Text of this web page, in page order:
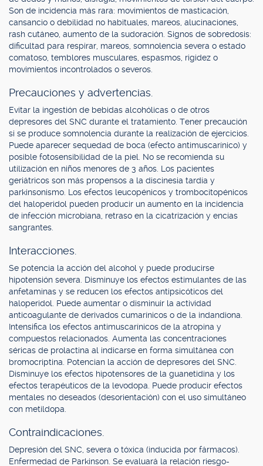
Son de incidencia más rara: movimientos de masticación,
cansancio o debilidad no habituales, mareos, alucinaciones,
rash cutáneo, aumento de la sudoración. Signos de sobredosis:
dificultad para respirar, mareos, somnolencia severa o estado
comatoso, temblores musculares, espasmos, rigidez o
movimientos incontrolados o severos.
Precauciones y advertencias.
Evitar la ingestión de bebidas alcohólicas o de otros
depresores del SNC durante el tratamiento. Tener precaución
si se produce somnolencia durante la realización de ejercicios.
Puede aparecer sequedad de boca (efecto antimuscarínico) y
posible fotosensibilidad de la piel. No se recomienda su
utilización en niños menores de 3 años. Los pacientes
geriátricos son más propensos a la discinesia tardía y
parkinsonismo. Los efectos leucopénicos y trombocitopénicos
del haloperidol pueden producir un aumento en la incidencia
de infección microbiana, retraso en la cicatrización y encías
sangrantes.
Interacciones.
Se potencia la acción del alcohol y puede producirse
hipotensión severa. Disminuye los efectos estimulantes de las
anfetaminas y se reducen los efectos antipsicóticos del
haloperidol. Puede aumentar o disminuir la actividad
anticoagulante de derivados cumarínicos o de la indandiona.
Intensifica los efectos antimuscarínicos de la atropina y
compuestos relacionados. Aumenta las concentraciones
séricas de prolactina al indicarse en forma simultánea con
bromocriptina. Potencian la acción de depresores del SNC.
Disminuye los efectos hipotensores de la guanetidina y los
efectos terapéuticos de la levodopa. Puede producir efectos
mentales no deseados (desorientación) con el uso simultáneo
con metildopa.
Contraindicaciones.
Depresión del SNC, severa o tóxica (inducida por fármacos).
Enfermedad de Parkinson. Se evaluará la relación riesgo-